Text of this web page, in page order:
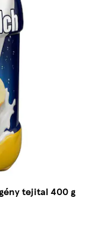
tejital 400 g